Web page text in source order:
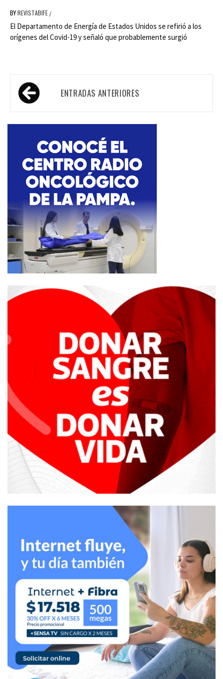
BYREVISTABIFE /
El Departamento de Energía de Estados Unidos se refirió a los
orígenes del Covid-19 y señaló que probablemente surgió
Navegación
de
entradas
ENTRADAS ANTERIORES